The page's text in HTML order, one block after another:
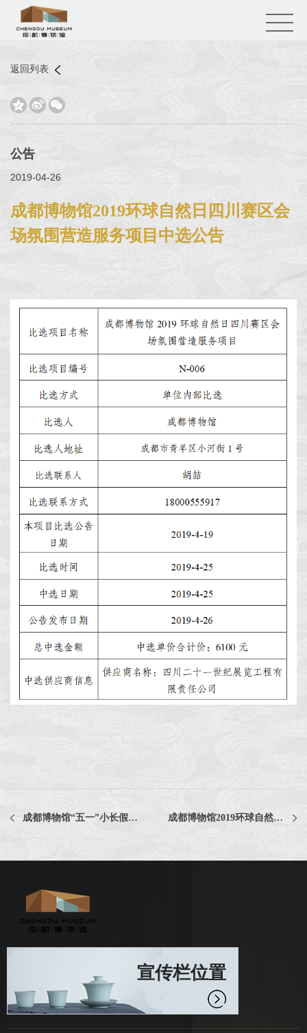
返回列表
  
公告
2019-04-26
成都博物馆2019环球自然日四川赛区会
场氛围营造服务项目中选公告
成都博物馆“五一”小长假期间照常开放 成都博物馆2019环球自然日四川赛区会场氛围营造服务项目比选公告
宣传栏位置